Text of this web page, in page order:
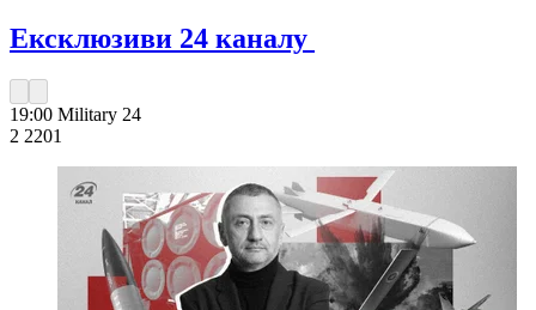
Ексклюзиви 24 каналу
19:00 Military 24
2 2201